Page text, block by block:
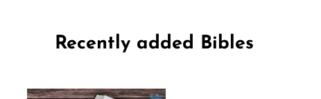
Recently added Bibles